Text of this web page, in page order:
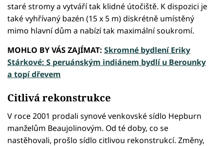
staré stromy a vytváří tak klidné útočiště. K dispozici je
také vyhřívaný bazén (15 x 5 m) diskrétně umístěný
mimo hlavní dům a nabízí tak maximální soukromí.
MOHLO BY VÁS ZAJÍMAT: Skromné bydlení Eriky
Stárkové: S peruánským indiánem bydlí u Berounky
a topí dřevem
Citlivá rekonstrukce
V roce 2001 prodali synové venkovské sídlo Hepburn
manželům Beaujolinovým. Od té doby, co se
nastěhovali, prošlo sídlo citlivou rekonstrukcí. Změny,